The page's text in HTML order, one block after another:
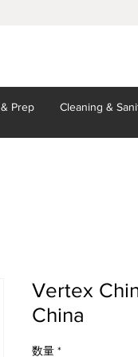
& Prep Cleaning &
Vertex
China
数量 *